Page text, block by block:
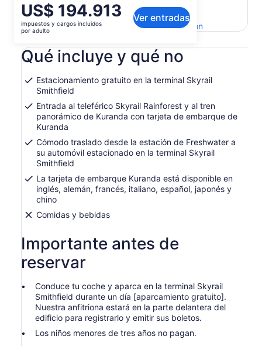
El
precio
es
US$ 194.913.
por
adulto
US$ 194.913
impuestos y cargos incluidos
por adulto
Ver entradas
Ver el texto original (inglés)
Enviar comentarios sobre esta traducciónSe
en
pestaña
Qué incluye y qué no
Estacionamiento gratuito en la terminal Skyrail
Smithfield
Entrada al teleférico Skyrail Rainforest y al tren
panorámico de Kuranda con tarjeta de embarque de
Kuranda
Cómodo traslado desde la estación de Freshwater a
su automóvil estacionado en la terminal Skyrail
Smithfield
La tarjeta de embarque Kuranda está disponible en
inglés, alemán, francés, italiano, español, japonés y
chino
Comidas y bebidas
Importante antes de
reservar
Conduce tu coche y aparca en la terminal Skyrail
Smithfield durante un día [aparcamiento gratuito].
Nuestra anfitriona estará en la parte delantera del
edificio para registrarlo y emitir sus boletos.
Los niños menores de tres años no pagan.